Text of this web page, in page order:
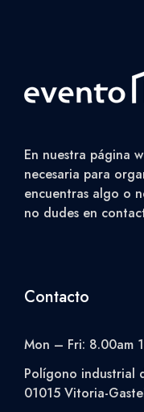
En nuestra página
necesaria para
encuentras algo o
no dudes en
Contacto
Mon – Fri: 8.00am
Polígono industrial
01015 Vitoria-